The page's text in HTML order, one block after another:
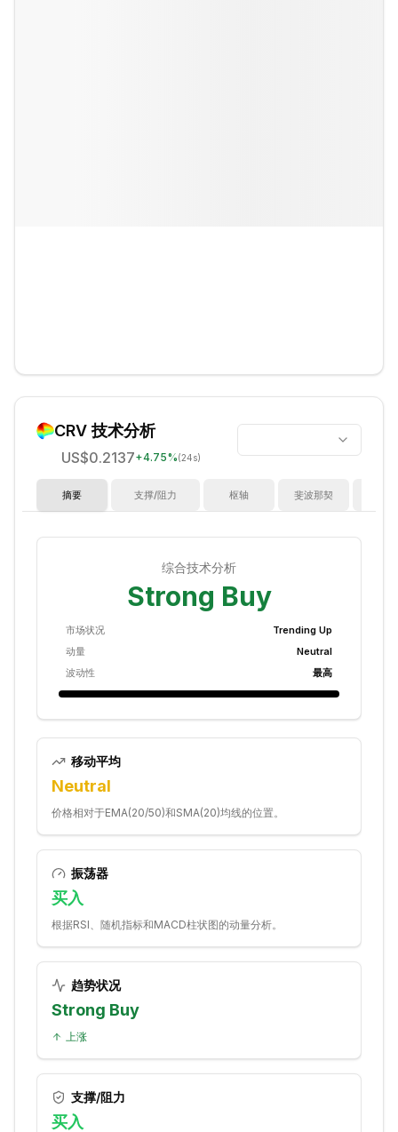
CRV技术分析
US$0.2137+4.75%(24s)
摘要 支撑/阻力 枢轴 斐波那契
综合技术分析
Strong Buy
市场状况
Trending Up
动量
Neutral
波动性
最高
移动平均
Neutral
价格相对于EMA(20/50)和SMA(20)均线的位置。
振荡器
买入
根据RSI、随机指标和MACD柱状图的动量分析。
趋势状况
Strong Buy
上涨
支撑/阻力
买入